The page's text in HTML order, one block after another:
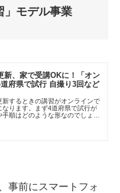
」モデル事業
新、家で受講OKに！「オン
府県で試行 自撮り3回など
新するときの講習がオンラインで
なります。まず4道府県で試行が
順はどのような形なのでしょう
事前にスマートフォ